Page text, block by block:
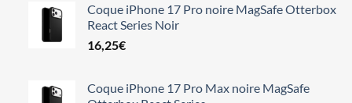
Coque iPhone 17 Pro noire MagSafe Otterbox
React Series Noir
16,25€
Coque iPhone 17 Pro Max noire MagSafe